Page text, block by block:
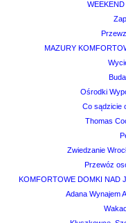
MAZURY
Ośrodki
Co sądzicie
Thomas
Zwiedzanie
Przewóz
KOMFORTOWE DOMKI NAD
Adana Wynajem